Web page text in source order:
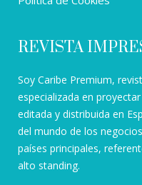
REVISTA
Soy Caribe Premium,
especializada en
editada y distribuida en
del mundo de los
países principales,
alto standing.